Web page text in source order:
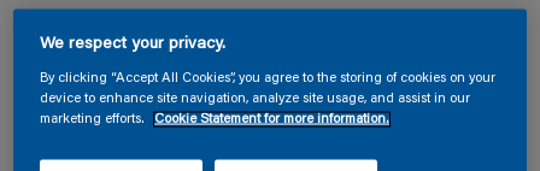
We respect your privacy.
By clicking “Accept All Cookies”, you agree to the storing of cookies on your
device to enhance site navigation, analyze site usage, and assist in our
marketing efforts.
Cookie Statement for more information.